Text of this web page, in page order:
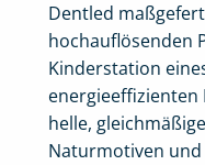
Dentled
hochauflösenden
Kinderstation
energieeffizienten
helle,
Naturmotiven und